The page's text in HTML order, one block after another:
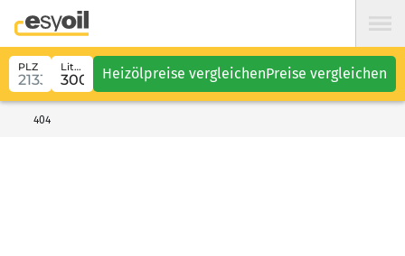
PLZ Liter Heizölpreise vergleichenPreise vergleichen
404